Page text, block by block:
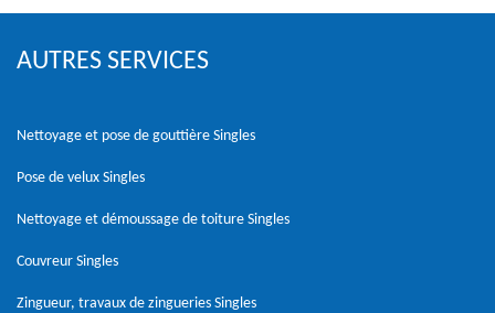
AUTRES SERVICES
Nettoyage et pose de gouttière Singles
Pose de velux Singles
Nettoyage et démoussage de toiture Singles
Couvreur Singles
Zingueur, travaux de zingueries Singles